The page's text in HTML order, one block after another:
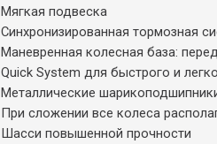
Мягкая подвеска
Синхронизированная тормозная
Маневренная колесная база:
Quick System для быстрого и
Металлические
При сложении все колеса
Шасси повышенной прочности